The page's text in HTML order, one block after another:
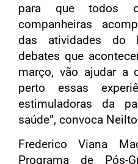
para que todos
companheiras
das atividades do
debates que
março, vão ajudar a
perto essas
estimuladoras da
saúde”, convoca
Frederico Viana
Programa de Pós-